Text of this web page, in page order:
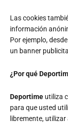
Las cookies
información
Por ejemplo,
un banner
¿Por qué
Deportime utiliza
para que usted
libremente,